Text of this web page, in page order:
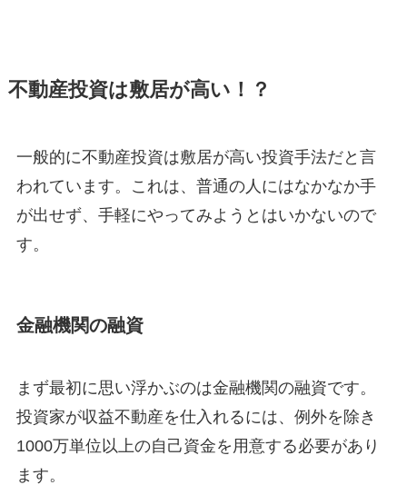
不動産投資は敷居が高い！？
一般的に不動産投資は敷居が高い投資手法だと言
われています。これは、普通の人にはなかなか手
が出せず、手軽にやってみようとはいかないので
す。
金融機関の融資
まず最初に思い浮かぶのは金融機関の融資です。
投資家が収益不動産を仕入れるには、例外を除き
1000万単位以上の自己資金を用意する必要があり
ます。